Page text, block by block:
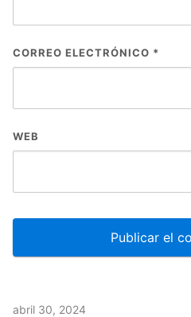
CORREO ELECTRÓNICO *
WEB
abril 30, 2024